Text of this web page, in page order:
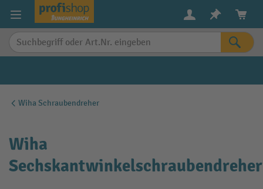
springen
Wiha Schraubendreher
Wiha
Sechskantwinkelschraubendreher